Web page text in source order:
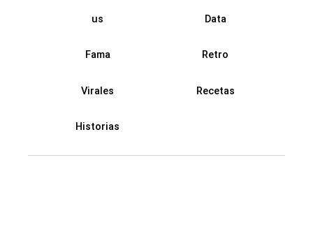
us Data
Fama Retro
Virales Recetas
Historias